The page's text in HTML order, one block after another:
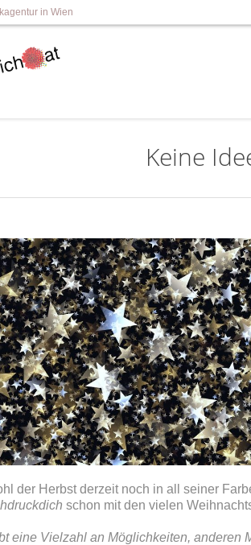
in Wien
Keine
der Herbst derzeit noch in all seiner
schon mit den vielen
eine Vielzahl an Möglichkeiten, anderen